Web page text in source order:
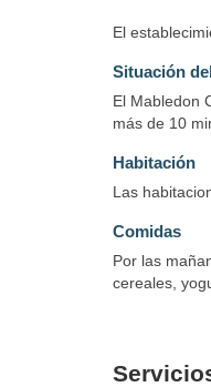
El
Situación
El Mabledon
más de 10
Habitación
Las
Comidas
Por las
cereales,